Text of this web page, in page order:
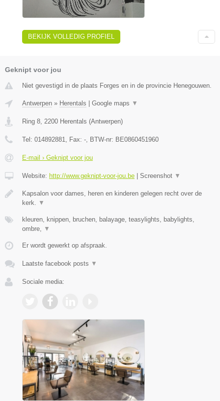
BEKIJK VOLLEDIG PROFIEL
Geknipt voor jou
Niet gevestigd in de plaats Forges en in de provincie Henegouwen.
Antwerpen » Herentals | Google maps ▼
Ring 8 2200 Herentals (Antwerpen)
Tel: 014892881 , Fax: - , BTW-nr: BE0860451960
E-mail › Geknipt voor jou
Website: http://www.geknipt-voor-jou.be | Screenshot ▼
Kapsalon voor dames, heren en kinderen gelegen recht over de
kerk.
▼
kleuren, knippen, bruchen, balayage, teasylights, babylights,
ombre,
▼
Er wordt gewerkt op afspraak.
Laatste facebook posts ▼
Sociale media: